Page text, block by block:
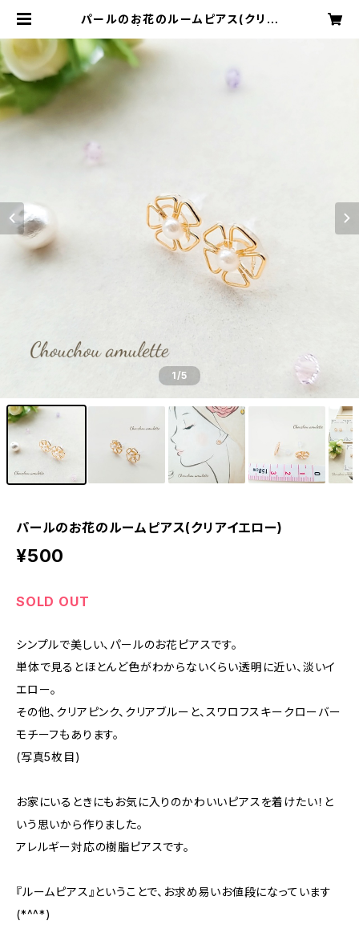
パールのお花のルームピアス(クリア
1/5
パールのお花のルームピアス(クリアイエロー)
¥500
SOLD OUT
シンプルで美しい、パールのお花ピアスです。
単体で見るとほとんど色がわからないくらい透明に近い、淡いイ
エロー。
その他、クリアピンク、クリアブルーと、スワロフスキークローバー
モチーフもあります。
(写真5枚目)
お家にいるときにもお気に入りのかわいいピアスを着けたい！と
いう思いから作りました。
アレルギー対応の樹脂ピアスです。
『ルームピアス』ということで、お求め易いお値段になっています
(*^^*)